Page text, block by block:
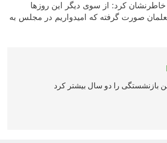
کرد: از سوی دیگر این روزها
صورت گرفته که امیدواریم در مجلس به
بازنشستگی را دو سال بیشتر کرد